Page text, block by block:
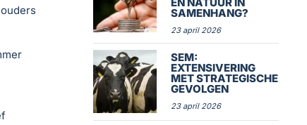
SAMENHANG?
23 april 2026
SEM:
EXTENSIVERING
MET STRATEGISCHE
GEVOLGEN
23 april 2026